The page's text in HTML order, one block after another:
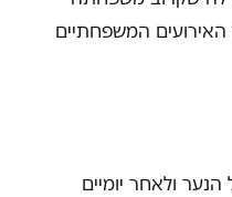
המשפחתיים
ולאחר יומיים